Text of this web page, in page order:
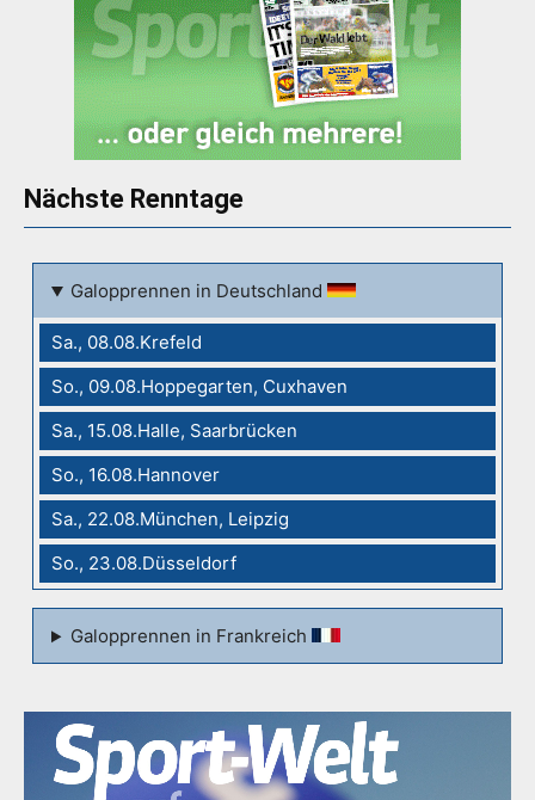
Nächste Renntage
Galopprennen in Deutschland
Sa., 08.08.Krefeld
So., 09.08.Hoppegarten, Cuxhaven
Sa., 15.08.Halle, Saarbrücken
So., 16.08.Hannover
Sa., 22.08.München, Leipzig
So., 23.08.Düsseldorf
Galopprennen in Frankreich